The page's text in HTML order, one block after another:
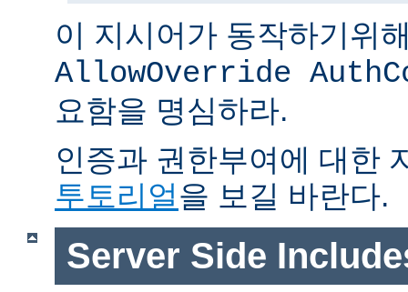
이 지시어가 동작하기위
AllowOverride
요함을 명심하라.
인증과 권한부여에 대한
투토리얼을 보길 바란다.
Server Side